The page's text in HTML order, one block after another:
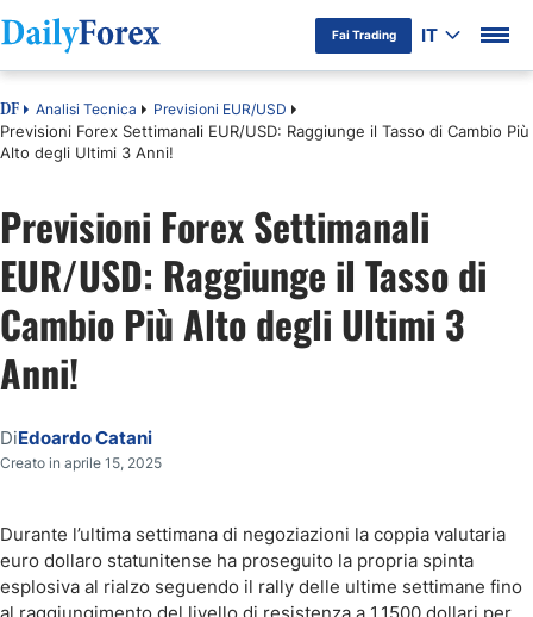
Fai Trading IT
DF Analisi Tecnica Previsioni EUR/USD
Previsioni Forex Settimanali EUR/USD: Raggiunge il Tasso di Cambio Più
Alto degli Ultimi 3 Anni!
Previsioni Forex Settimanali
EUR/USD: Raggiunge il Tasso di
Cambio Più Alto degli Ultimi 3
Anni!
DiEdoardo Catani
Creato in aprile 15, 2025
Durante l’ultima settimana di negoziazioni la coppia valutaria
euro dollaro statunitense ha proseguito la propria spinta
esplosiva al rialzo seguendo il rally delle ultime settimane fino